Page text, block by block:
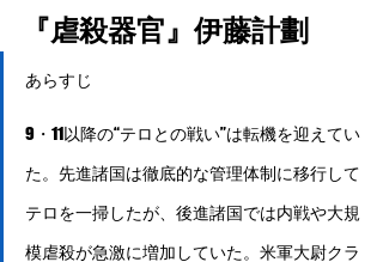
『虐殺器官』伊藤計劃
あらすじ
​​9・11以降の“テロとの戦い”は転機を迎えてい
た。先進諸国は徹底的な管理体制に移行して
テロを一掃したが、後進諸国では内戦や大規
模虐殺が急激に増加していた。米軍大尉クラ